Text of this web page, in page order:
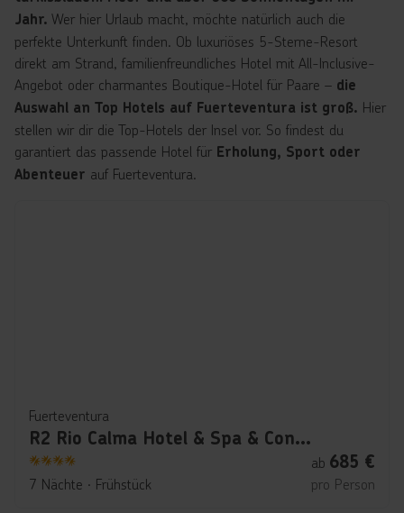
Jahr. Wer hier Urlaub macht, möchte natürlich auch die
perfekte Unterkunft finden. Ob luxuriöses 5-Sterne-Resort
direkt am Strand, familienfreundliches Hotel mit All-Inclusive-
Angebot oder charmantes Boutique-Hotel für Paare – die
Auswahl an Top Hotels auf Fuerteventura ist groß. Hier
stellen wir dir die Top-Hotels der Insel vor. So findest du
garantiert das passende Hotel für Erholung, Sport oder
Abenteuer auf Fuerteventura.
Fuerteventura
R2 Rio Calma Hotel & Spa & Conference
4
7 Nächte ∙ Frühstück
ab 685 €
pro Person